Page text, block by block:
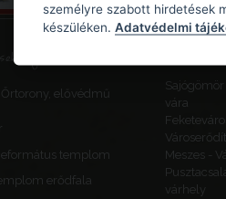
frissítések
elővédmű
vára
templom
Meszes -
erődfala
várhely
személyre szabott hirdetések
készüléken. Adatvédelmi